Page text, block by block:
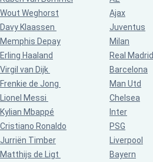
Wout Weghorst
Davy Klaassen
Memphis Depay
Erling Haaland
Virgil van Dijk
Frenkie de Jong
Lionel Messi
Kylian Mbappé
Cristiano Ronaldo
Jurriën Timber
Matthijs de Ligt
Ajax
Juventus
Milan
Real Madrid
Barcelona
Man Utd
Chelsea
Inter
PSG
Liverpool
Bayern